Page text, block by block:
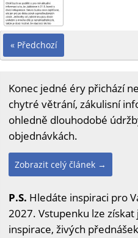
« Předchozí
Konec jedné éry přichází
chytré větrání, zákulisní
ohledně dlouhodobé
objednávkách.
Zobrazit celý článek →
P.S. Hledáte inspiraci pro
2027. Vstupenku lze získat
inspirace, živých